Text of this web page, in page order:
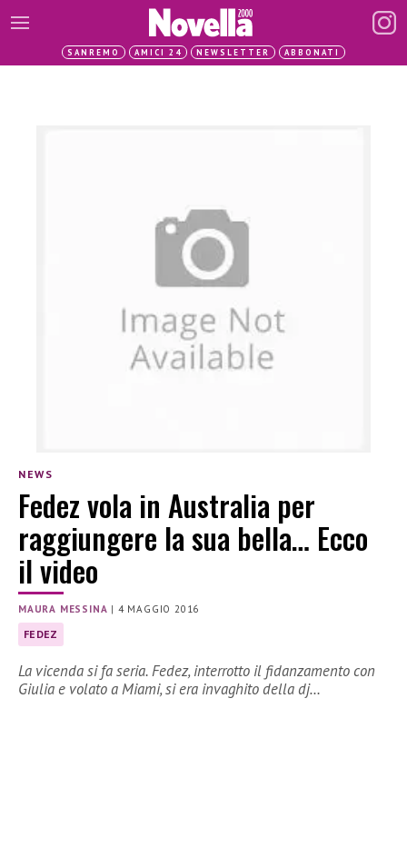
SANREMO AMICI 24 NEWSLETTER ABBONATI
NEWS
Fedez vola in Australia per
raggiungere la sua bella… Ecco
il video
MAURA MESSINA | 4 MAGGIO 2016
FEDEZ
La vicenda si fa seria. Fedez, interrotto il fidanzamento con
Giulia e volato a Miami, si era invaghito della dj…